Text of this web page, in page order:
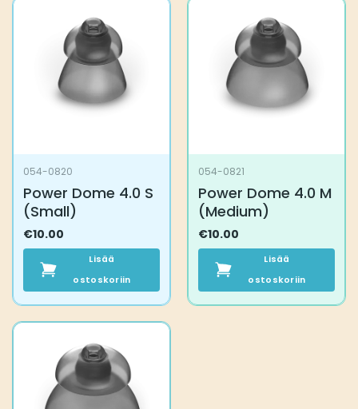
054-0820
Power Dome 4.0 S
(Small)
€10.00
Lisää
ostoskoriin
054-0821
Power Dome 4.0 M
(Medium)
€10.00
Lisää
ostoskoriin